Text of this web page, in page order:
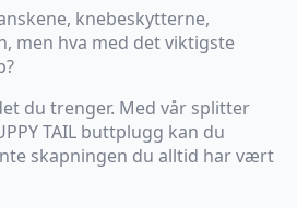
knebeskytterne,
men hva med det viktigste
du trenger. Med vår splitter
TAIL buttplugg kan du
skapningen du alltid har vært